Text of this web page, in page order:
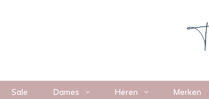
Sale Dames Heren Merken